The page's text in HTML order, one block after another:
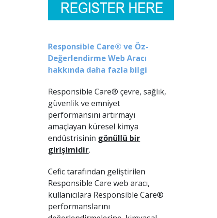
Responsible Care® ve Öz-
Değerlendirme Web Aracı
hakkında daha fazla bilgi
Responsible Care® çevre, sağlık,
güvenlik ve emniyet
performansını artırmayı
amaçlayan küresel kimya
endüstrisinin gönüllü bir
girişimidir.
Cefic tarafından geliştirilen
Responsible Care web aracı,
kullanıcılara Responsible Care®
performanslarını